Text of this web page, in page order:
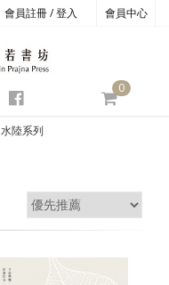
會員註冊 / 登入 會員中心
0
水陸系列